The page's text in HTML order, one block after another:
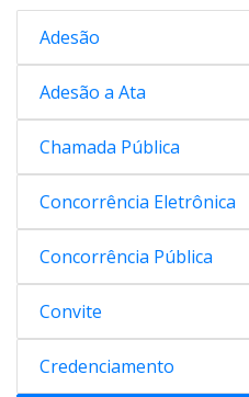
Adesão
Adesão a Ata
Chamada Pública
Concorrência Eletrônica
Concorrência Pública
Convite
Credenciamento